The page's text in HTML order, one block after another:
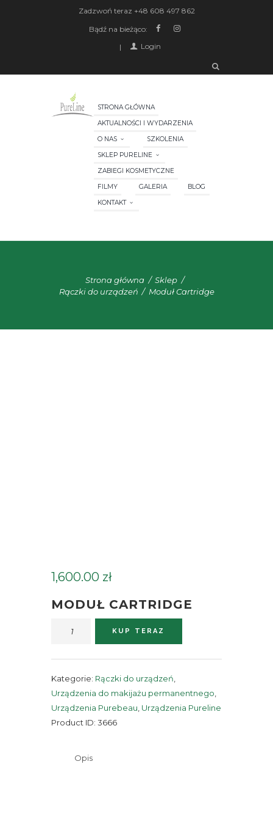
Zadzwoń teraz +48 608 497 862
Bądź na bieżąco:
Login
STRONA GŁÓWNA
AKTUALNOŚCI I WYDARZENIA
O NAS
SZKOLENIA
SKLEP PURELINE
ZABIEGI KOSMETYCZNE
FILMY
GALERIA
BLOG
KONTAKT
Strona główna
Sklep
Rączki do urządzeń
Moduł Cartridge
1,600.00 zł
MODUŁ CARTRIDGE
KUP TERAZ
Kategorie: Rączki do urządzeń
Urządzenia do makijażu permanentnego
Urządzenia Purebeau Urządzenia Pureline
Product ID: 3666
Opis